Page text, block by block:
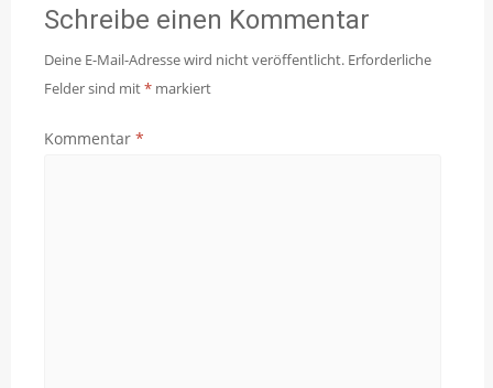
Schreibe einen Kommentar
Deine E-Mail-Adresse wird nicht veröffentlicht. Erforderliche
Felder sind mit* markiert
Kommentar *